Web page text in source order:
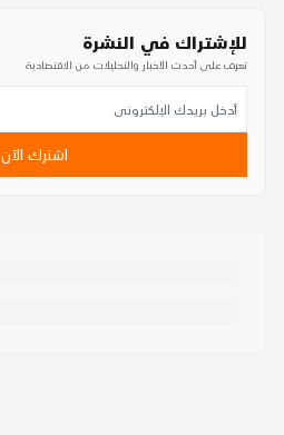
للإشتراك في النشرة
تعرف على أحدث الأخبار والتحليلات من الاقتصادية
اشترك الآن